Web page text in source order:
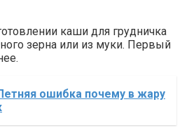
каши для грудничка
зерна или из муки. Первый
ошибка почему в жару